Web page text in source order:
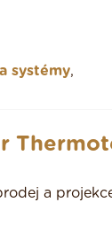
systémy,
a